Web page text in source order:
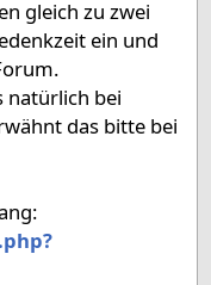
gleich zu zwei
ein und
natürlich bei
das bitte bei